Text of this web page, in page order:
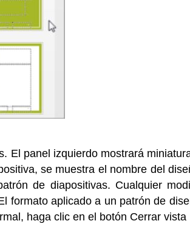
El panel izquierdo mostrará
se muestra el nombre del
de diapositivas. Cualquier
formato aplicado a un patrón de
haga clic en el botón Cerrar